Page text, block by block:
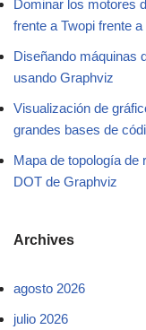
Dominar los motores
frente a Twopi frente
Diseñando máquinas
usando Graphviz
Visualización de
grandes bases de
Mapa de topología de
DOT de Graphviz
Archives
agosto 2026
julio 2026